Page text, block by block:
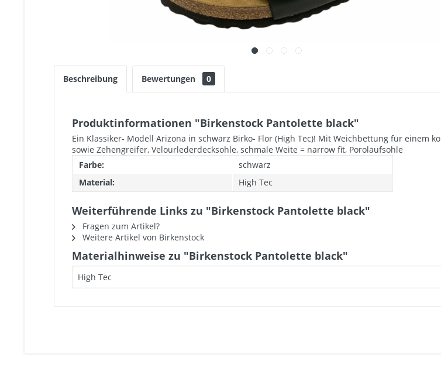
Beschreibung Bewertungen 0
Produktinformationen "Birkenstock Pantolette black"
Ein Klassiker- Modell Arizona in schwarz Birko- Flor (High Tec)! Mit Weichbettung für einem
sowie Zehengreifer, Velourlederdecksohle, schmale Weite = narrow fit, Porolaufsohle
Farbe:
schwarz
Material:
High Tec
Weiterführende Links zu "Birkenstock Pantolette black"
Fragen zum Artikel?
Weitere Artikel von Birkenstock
Materialhinweise zu "Birkenstock Pantolette black"
High Tec